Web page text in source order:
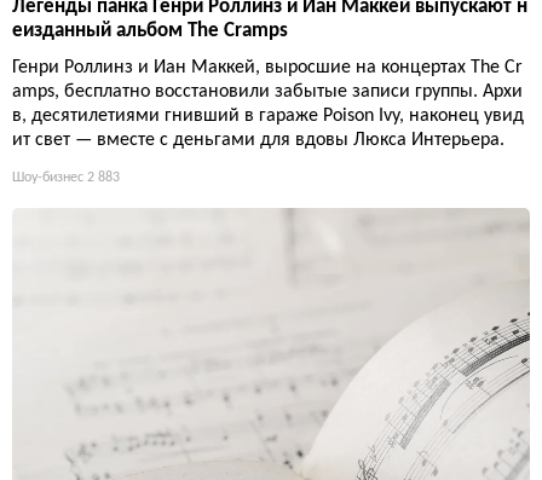
Легенды панка Генри Роллинз и Иан Маккей выпускают н
еизданный альбом The Cramps
Генри Роллинз и Иан Маккей, выросшие на концертах The Cr
amps, бесплатно восстановили забытые записи группы. Архи
в, десятилетиями гнивший в гараже Poison Ivy, наконец увид
ит свет — вместе с деньгами для вдовы Люкса Интерьера.
Шоу-бизнес 2 883